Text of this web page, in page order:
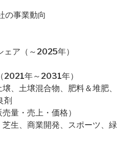
の事業動向
ア（～2025年）
2021年～2031年）
、土壌混合物、肥料＆堆肥、
剤
量・売上・価格）
生、商業開発、スポーツ、緑